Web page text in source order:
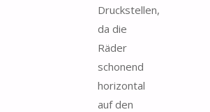
Druckstellen,
da die
Räder
schonend
horizontal
auf den